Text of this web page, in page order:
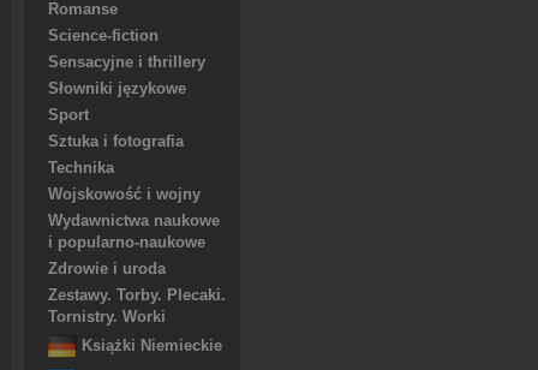
Romanse
Science-fiction
Sensacyjne i thrillery
Słowniki językowe
Sport
Sztuka i fotografia
Technika
Wojskowość i wojny
Wydawnictwa naukowe
i popularno-naukowe
Zdrowie i uroda
Zestawy. Torby. Plecaki.
Tornistry. Worki
Książki Niemieckie